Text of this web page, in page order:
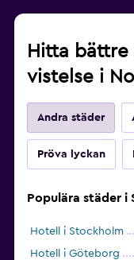
Hitta
vistelse i
Andra städer
Pröva lyckan
Populära städer i
Hotell i Stockholm
Hotell i Göteborg